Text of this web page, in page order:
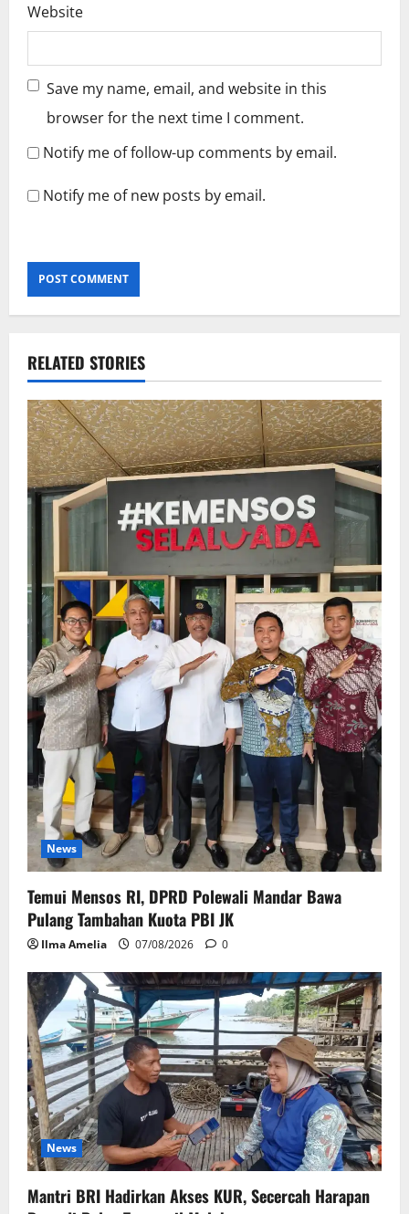
Website
Save my name, email, and website in this
browser for the next time I comment.
Notify me of follow-up comments by email.
Notify me of new posts by email.
RELATED STORIES
News
Temui Mensos RI, DPRD Polewali Mandar Bawa
Pulang Tambahan Kuota PBI JK
Ilma Amelia 07/08/2026 0
News
Mantri BRI Hadirkan Akses KUR, Secercah Harapan